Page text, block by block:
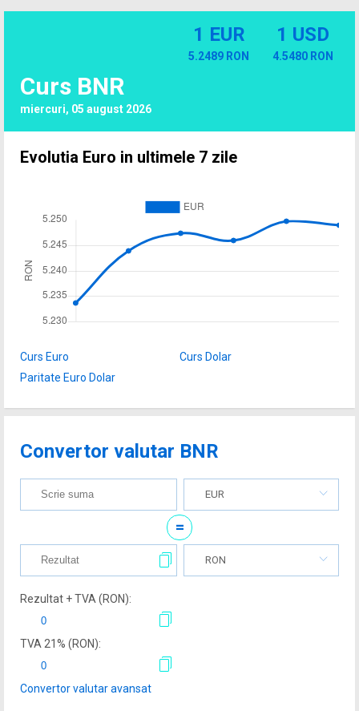
Curs BNR
miercuri, 05 august 2026
1 EUR
5.2489 RON
1 USD
4.5480 RON
Evolutia Euro in ultimele 7 zile
Curs Euro
Curs Dolar
Paritate Euro Dolar
Convertor valutar BNR
EUR
=
RON
Rezultat + TVA (RON):
TVA 21% (RON):
Convertor valutar avansat